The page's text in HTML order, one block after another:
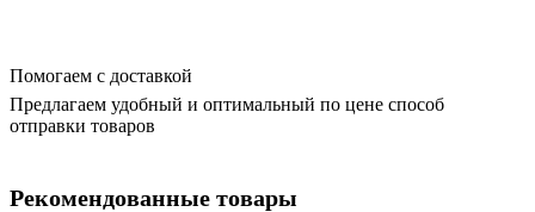
Помогаем с доставкой
Предлагаем удобный и оптимальный по цене способ
отправки товаров
Рекомендованные товары